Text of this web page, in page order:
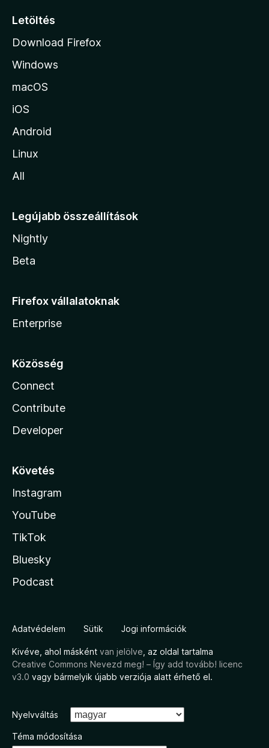
p
á
r
Letöltés
Download Firefox
Windows
macOS
iOS
Android
Linux
All
Legújabb összeállítások
Nightly
Beta
Firefox vállalatoknak
Enterprise
Közösség
Connect
Contribute
Developer
Követés
Instagram
YouTube
TikTok
Bluesky
Podcast
Adatvédelem Sütik Jogi információk
Kivéve, ahol másként van jelölve , az oldal tartalma
Creative Commons Nevezd meg! – Így add tovább! licenc
v3.0 vagy bármelyik újabb verziója alatt érhető el.
Nyelvváltás
Téma módosítása